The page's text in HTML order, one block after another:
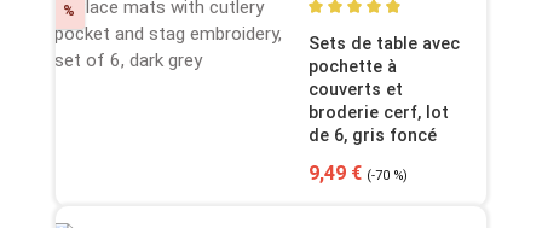
% Discount
Average rating of 4.92 out
Sets de table avec
pochette à
couverts et
broderie cerf, lot
de 6, gris foncé
Sale price:
9,49 € Regular price:
(-70 %)